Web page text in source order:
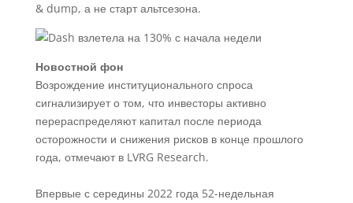
& dump, а не старт альтсезона.
Новостной фон
Возрождение институционального спроса
сигнализирует о том, что инвесторы активно
перераспределяют капитал после периода
осторожности и снижения рисков в конце прошлого
года, отмечают в LVRG Research.
Впервые с середины 2022 года 52-недельная